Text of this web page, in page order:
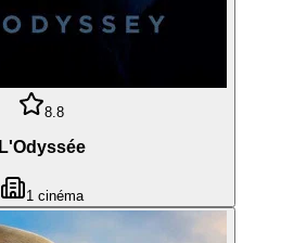
8.8
L'Odyssée
1 cinéma